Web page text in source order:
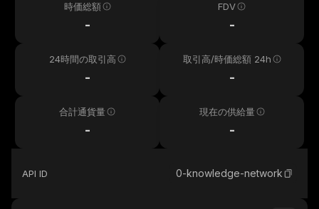
時価総額
-
FDV
-
24時間の取引高
-
取引高/時価総額 24h
-
合計通貨量
-
現在の供給量
-
API ID 0-knowledge-network